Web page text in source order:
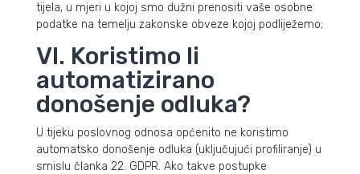
tijela, u mjeri u kojoj smo dužni prenositi vaše osobne
podatke na temelju zakonske obveze kojoj podliježemo;
VI. Koristimo li
automatizirano
donošenje odluka?
U tijeku poslovnog odnosa općenito ne koristimo
automatsko donošenje odluka (uključujući profiliranje) u
smislu članka 22. GDPR. Ako takve postupke